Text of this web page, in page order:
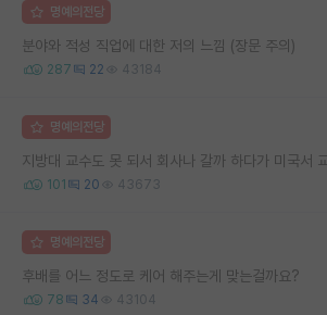
명예의전당
분야와 적성 직업에 대한 저의 느낌 (장문 주의)
287 22 43184
명예의전당
지방대 교수도 못 되서 회사나 갈까 하다가 미국서
101 20 43673
명예의전당
후배를 어느 정도로 케어 해주는게 맞는걸까요?
78 34 43104